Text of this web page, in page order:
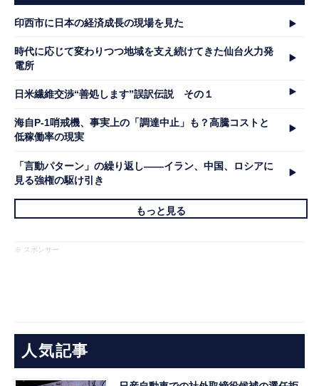
印西市に日本の経済成長の現場を見た
時代に応じて変わりつつ地域を支え続けてきた仙台火力発
電所
日米繊維交渉“善処します”誤訳伝説 その１
海自P-1哨戒機、事実上の「調達中止」も？高騰コストと
低稼働率の現実
「言動パターン」の繰り返し――イラン、中国、ロシアに
見る強権の駆け引き
もっと見る
※ スポンサー
人気記事